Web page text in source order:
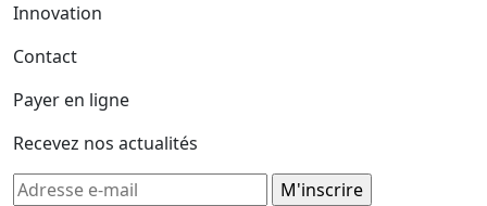
Innovation
Contact
Payer en ligne
Recevez nos actualités